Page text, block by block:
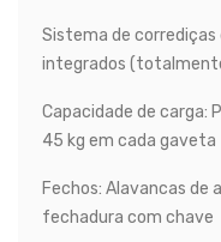
Sistema de corrediças
integrados
Capacidade de carga:
45 kg em cada gaveta
Fechos: Alavancas
fechadura com chave